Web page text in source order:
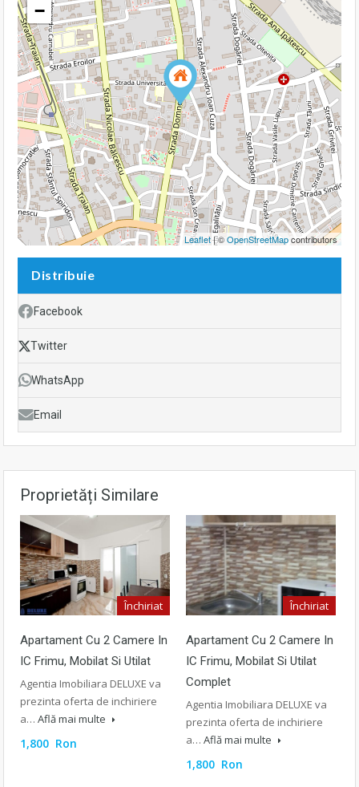
−
Leaflet| ©OpenStreetMapcontributors
Distribuie
Facebook
Twitter
WhatsApp
Email
Proprietăți Similare
Închiriat
Apartament Cu 2 Camere In
IC Frimu, Mobilat Si Utilat
Agentia Imobiliara DELUXE va
prezinta oferta de inchiriere
a… Află mai multe
1,800 Ron
Închiriat
Apartament Cu 2 Camere In
IC Frimu, Mobilat Si Utilat
Complet
Agentia Imobiliara DELUXE va
prezinta oferta de inchiriere
a… Află mai multe
1,800 Ron